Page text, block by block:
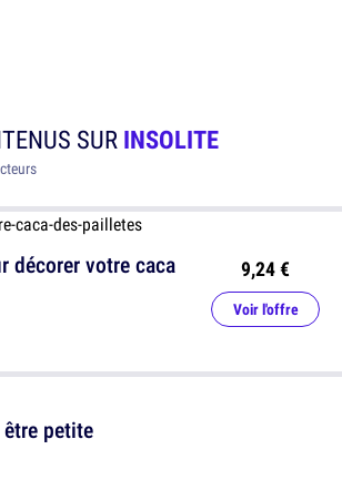
SURINSOLITE
décorer votre caca
9,24 €
Voir l'offre
petite